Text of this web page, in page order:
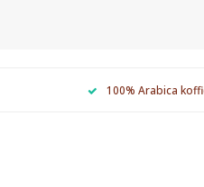
100% Arabica